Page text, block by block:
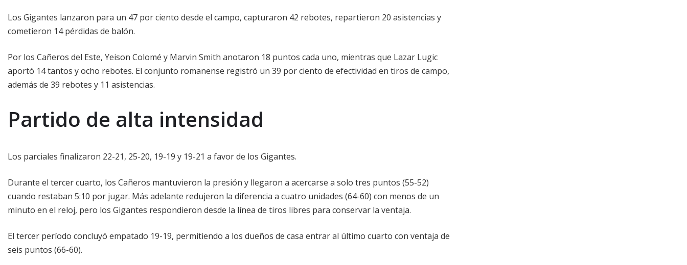
Los Gigantes lanzaron para un 47 por ciento desde el campo, capturaron 42 rebotes, repartieron 20 asistencias y
cometieron 14 pérdidas de balón.
Por los Cañeros del Este, Yeison Colomé y Marvin Smith anotaron 18 puntos cada uno, mientras que Lazar Lugic
aportó 14 tantos y ocho rebotes. El conjunto romanense registró un 39 por ciento de efectividad en tiros de campo,
además de 39 rebotes y 11 asistencias.
Partido de alta intensidad
Los parciales finalizaron 22-21, 25-20, 19-19 y 19-21 a favor de los Gigantes.
Durante el tercer cuarto, los Cañeros mantuvieron la presión y llegaron a acercarse a solo tres puntos (55-52)
cuando restaban 5:10 por jugar. Más adelante redujeron la diferencia a cuatro unidades (64-60) con menos de un
minuto en el reloj, pero los Gigantes respondieron desde la línea de tiros libres para conservar la ventaja.
El tercer período concluyó empatado 19-19, permitiendo a los dueños de casa entrar al último cuarto con ventaja de
seis puntos (66-60).